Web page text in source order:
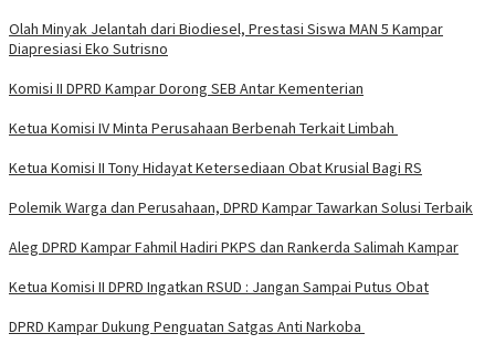
Olah Minyak Jelantah dari Biodiesel, Prestasi Siswa MAN 5 Kampar
Diapresiasi Eko Sutrisno
Komisi II DPRD Kampar Dorong SEB Antar Kementerian
Ketua Komisi IV Minta Perusahaan Berbenah Terkait Limbah
Ketua Komisi II Tony Hidayat Ketersediaan Obat Krusial Bagi RS
Polemik Warga dan Perusahaan, DPRD Kampar Tawarkan Solusi Terbaik
Aleg DPRD Kampar Fahmil Hadiri PKPS dan Rankerda Salimah Kampar
Ketua Komisi II DPRD Ingatkan RSUD : Jangan Sampai Putus Obat
DPRD Kampar Dukung Penguatan Satgas Anti Narkoba